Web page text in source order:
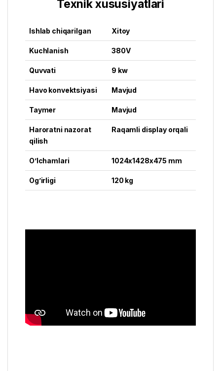
Texnik xususiyatlari
Ishlab chiqarilgan Xitoy
Kuchlanish 380V
Quvvati 9 kw
Havo konvektsiyasi Mavjud
Taymer Mavjud
Haroratni nazorat
qilish
Raqamli display orqali
O’lchamlari 1024x1428x475 mm
Og’irligi 120 kg